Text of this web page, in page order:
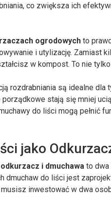
co zwiększa ich
ogrodowych to
i utylizację. Zamiast
w kompost. To nie
rozdrabniania są idealne
stają się mniej
do liści mogą pełnić
jako
odkurzacz i dmuchawa to dwa
dmuchaw do liści jest
inwestować w dwa